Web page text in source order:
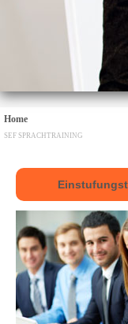
Home
SEF SPRACHTRAINING